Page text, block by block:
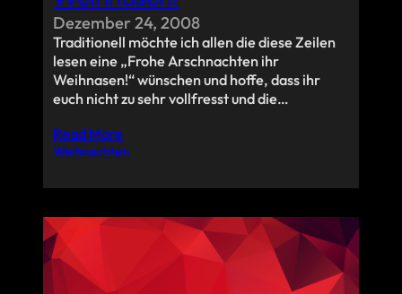
Dezember 24, 2008
Traditionell möchte ich allen die diese Zeilen
lesen eine „Frohe Arschnachten ihr
Weihnasen!“ wünschen und hoffe, dass ihr
euch nicht zu sehr vollfresst und die…
Read More
Weihnachten